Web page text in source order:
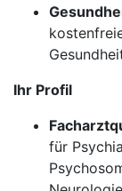
Ihr Profil
für